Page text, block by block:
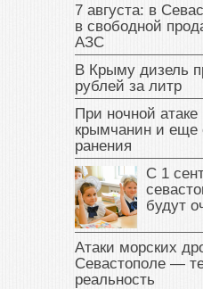
7 августа: в
в свободной
АЗС
В Крыму дизель
рублей за литр
При ночной
крымчанин и еще
ранения
С 1
будут
Атаки морских
Севастополе —
реальность